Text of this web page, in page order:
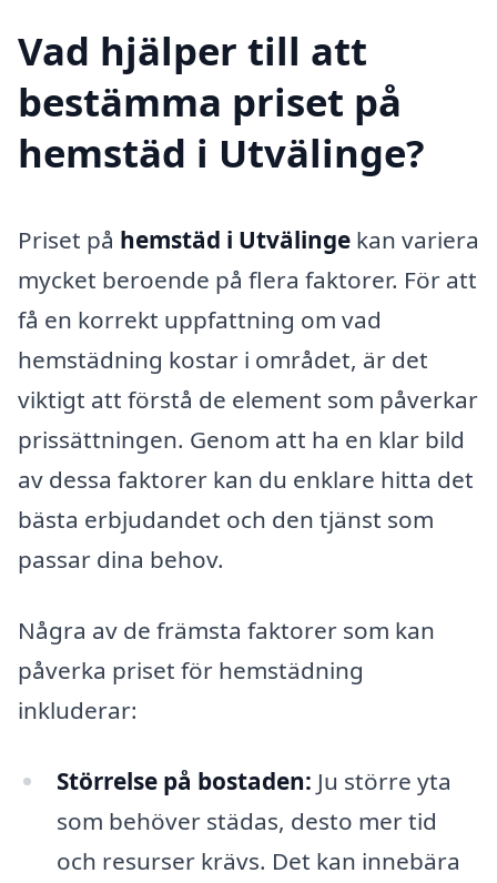
Vad hjälper till att
bestämma priset på
hemstäd i Utvälinge?
Priset på hemstäd i Utvälinge kan variera
mycket beroende på flera faktorer. För att
få en korrekt uppfattning om vad
hemstädning kostar i området, är det
viktigt att förstå de element som påverkar
prissättningen. Genom att ha en klar bild
av dessa faktorer kan du enklare hitta det
bästa erbjudandet och den tjänst som
passar dina behov.
Några av de främsta faktorer som kan
påverka priset för hemstädning
inkluderar:
Störrelse på bostaden: Ju större yta
som behöver städas, desto mer tid
och resurser krävs. Det kan innebära